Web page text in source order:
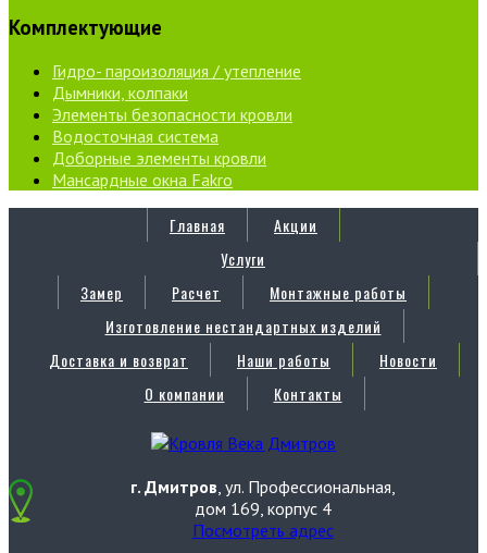
Комплектующие
Гидро- пароизоляция / утепление
Дымники, колпаки
Элементы безопасности кровли
Водосточная система
Доборные элементы кровли
Мансардные окна Fakro
Главная
Акции
Услуги
Замер
Расчет
Монтажные работы
Изготовление нестандартных изделий
Доставка и возврат
Наши работы
Новости
О компании
Контакты
г. Дмитров, ул. Профессиональная,
дом 169, корпус 4
Посмотреть адрес